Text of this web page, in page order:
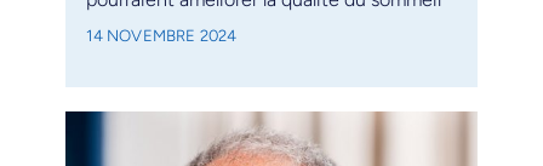
14 NOVEMBRE 2024